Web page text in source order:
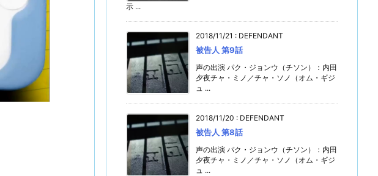
示 ...
2018/11/21 : DEFENDANT
被告人 第9話
声の出演 パク・ジョンウ（チソン）：内田
夕夜チャ・ミノ／チャ・ソノ（オム・ギジ
ュ ...
2018/11/20 : DEFENDANT
被告人 第8話
声の出演 パク・ジョンウ（チソン）：内田
夕夜チャ・ミノ／チャ・ソノ（オム・ギジ
ュ ...